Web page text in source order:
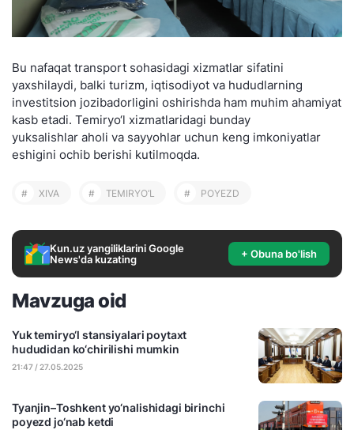
Bu nafaqat transport sohasidagi xizmatlar sifatini
yaxshilaydi, balki turizm, iqtisodiyot va hududlarning
investitsion jozibadorligini oshirishda ham muhim ahamiyat
kasb etadi. Temiryo‘l xizmatlaridagi bunday
yuksalishlar aholi va sayyohlar uchun keng imkoniyatlar
eshigini ochib berishi kutilmoqda.
# XIVA # TEMIRYO‘L # POYEZD
Kun.uz yangiliklarini Google
News'da kuzating
+ Obuna bo'lish
Mavzuga oid
Yuk temiryo‘l stansiyalari poytaxt
hududidan ko‘chirilishi mumkin
21:47 / 27.05.2025
Tyanjin–Toshkent yo‘nalishidagi birinchi
poyezd jo‘nab ketdi